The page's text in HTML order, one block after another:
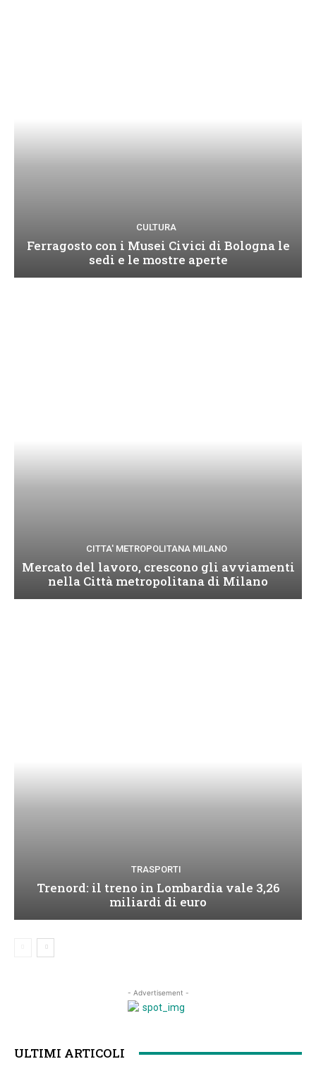
CULTURA
Ferragosto con i Musei Civici di Bologna le
sedi e le mostre aperte
CITTA' METROPOLITANA MILANO
Mercato del lavoro, crescono gli avviamenti
nella Città metropolitana di Milano
TRASPORTI
Trenord: il treno in Lombardia vale 3,26
miliardi di euro
- Advertisement -
ULTIMI ARTICOLI